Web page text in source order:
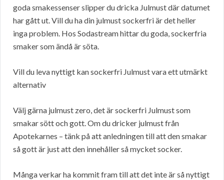
goda smakessenser slipper du dricka Julmust där datumet
har gått ut. Vill du ha din julmust sockerfri är det heller
inga problem. Hos Sodastream hittar du goda, sockerfria
smaker som ändå är söta.
Vill du leva nyttigt kan sockerfri Julmust vara ett utmärkt
alternativ
Välj gärna julmust zero, det är sockerfri Julmust som
smakar sött och gott. Om du dricker julmust från
Apotekarnes – tänk på att anledningen till att den smakar
så gott är just att den innehåller så mycket socker.
Många verkar ha kommit fram till att det inte är så nyttigt